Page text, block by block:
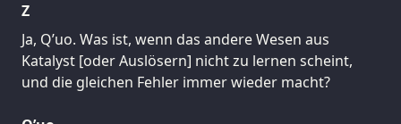
Z
Ja, Q’uo. Was ist, wenn das andere Wesen aus
Katalyst [oder Auslösern] nicht zu lernen scheint,
und die gleichen Fehler immer wieder macht?